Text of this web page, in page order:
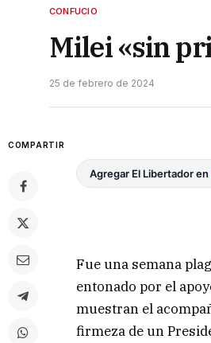
CONFUCIO
Milei «sin
25 de febrero de 2024
COMPARTIR
Agregar El Libertador en
Fue una semana
entonado por el
muestran el
firmeza de un